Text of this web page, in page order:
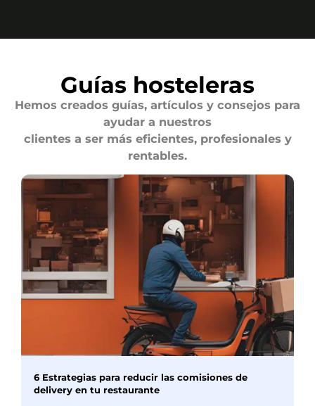
Guías hosteleras
Hemos creados guías, artículos y consejos para
ayudar a nuestros
clientes a ser más eficientes, profesionales y
rentables.
6 Estrategias para reducir las comisiones de
delivery en tu restaurante